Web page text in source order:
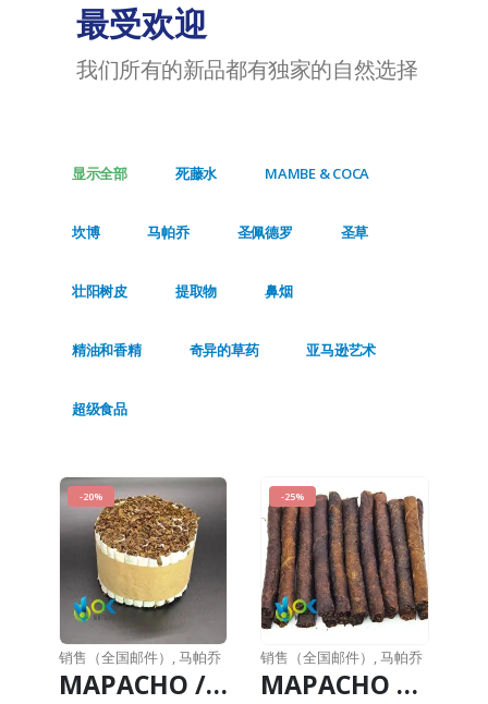
最受欢迎
我们所有的新品都有独家的自然选择
显示全部 死藤水 MAMBE & COCA
坎博 马帕乔 圣佩德罗 圣草
壮阳树皮 提取物 鼻烟
精油和香精 奇异的草药 亚马逊艺术
超级食品
-20%
销售（全国邮件） ,马帕乔
MAPACHO / 7 厘米 / 9 厘米 / 12 厘米（Nicotiana Rústica）天然新鲜亚马逊植物 - 无人工化学成分
-25%
销售（全国邮件） ,马帕乔
MAPACHO 纯的 (Nicotiana Rustic) - 无人工化学物质 - 天然新鲜